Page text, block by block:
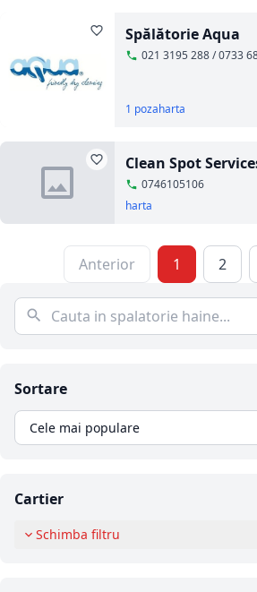
Sortare
Cartier
Schimba filtru
Spălătorie Aqua
021 3195 288 / 0733
1 pozaharta
Clean Spot
0746105106
harta
Anterior 1 2